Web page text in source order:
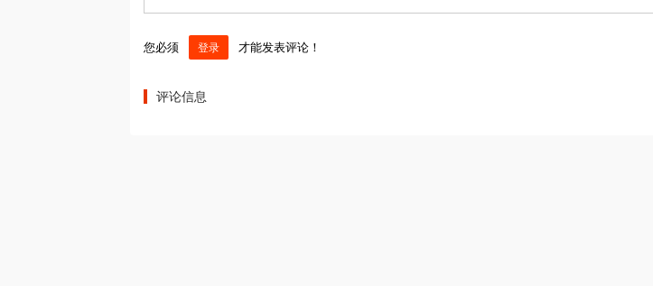
您必须 登录 才能发表评论！
评论信息